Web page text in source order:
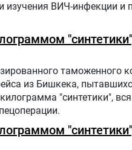
изучения ВИЧ-инфекции и
таможенного
из Бишкека,
"синтетики",